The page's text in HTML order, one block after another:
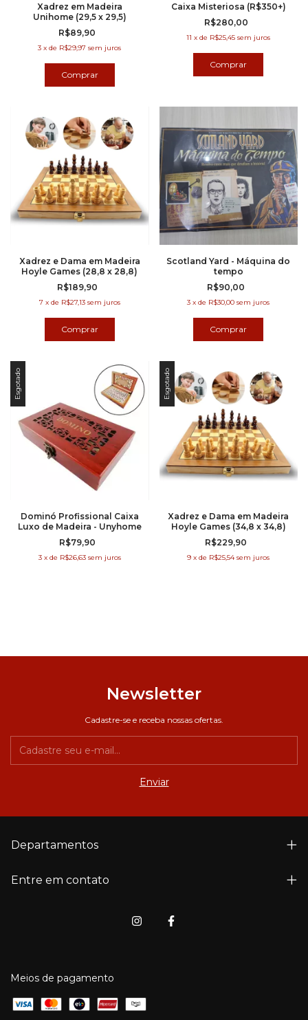
Xadrez em Madeira
Unihome (29,5 x 29,5)
R$89,90
3 xde R$29,97 sem juros
Caixa Misteriosa (R$350+)
R$280,00
11 xde R$25,45 sem juros
Xadrez e Dama em Madeira
Hoyle Games (28,8 x 28,8)
R$189,90
7 x de R$27,13 sem juros
Scotland Yard - Máquina do
tempo
R$90,00
3 xde R$30,00 sem juros
Esgotado
Dominó Profissional Caixa
Luxo de Madeira - Unyhome
R$79,90
3 x de R$26,63 sem juros
Esgotado
Xadrez e Dama em Madeira
Hoyle Games (34,8 x 34,8)
R$229,90
9 xde R$25,54 sem juros
Newsletter
Cadastre-se e receba nossas ofertas.
Departamentos
Entre em contato
Meios de pagamento